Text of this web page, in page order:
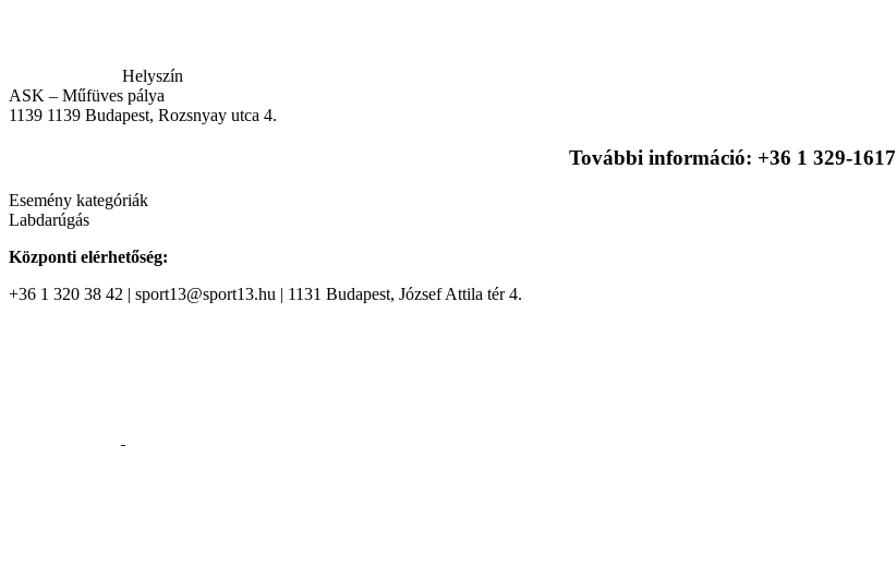
Helyszín
ASK – Műfüves pálya
1139 1139 Budapest, Rozsnyay utca 4.
További információ: +36 1 329-1617
Esemény kategóriák
Labdarúgás
Központi elérhetőség:
+36 1 320 38 42 | sport13@sport13.hu | 1131 Budapest, József Attila tér 4.